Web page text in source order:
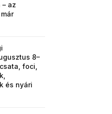
az
8–
foci,
és nyári